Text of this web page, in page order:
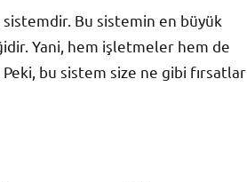
Bu sistemin en büyük
Yani, hem işletmeler hem de
bu sistem size ne gibi fırsatlar